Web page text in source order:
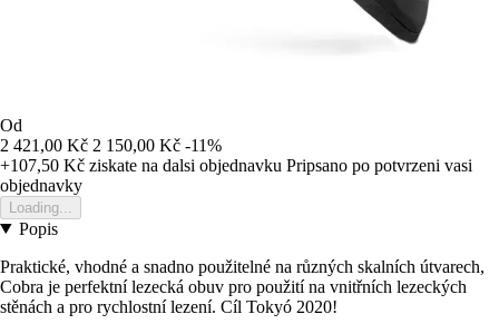
Od
2 421,00 Kč 2 150,00 Kč -11%
+107,50 Kč ziskate na dalsi objednavku Pripsano po potvrzeni vasi
objednavky
Loading...
Popis
Praktické, vhodné a snadno použitelné na různých skalních útvarech,
Cobra je perfektní lezecká obuv pro použití na vnitřních lezeckých
stěnách a pro rychlostní lezení. Cíl Tokyó 2020!